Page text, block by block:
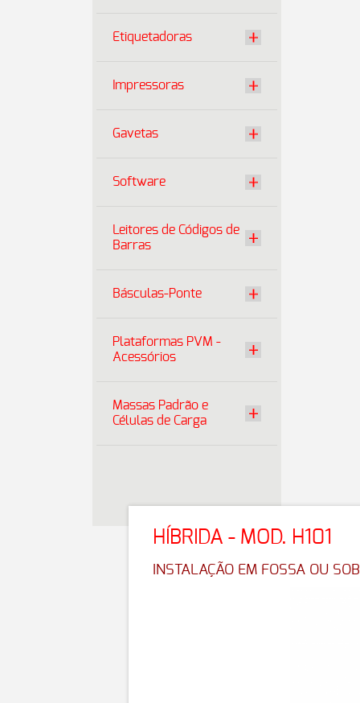
Etiquetadoras
Impressoras
Gavetas
Software
Leitores de Códigos de
Barras
Básculas-Ponte
Plataformas PVM -
Acessórios
Massas Padrão e
Células de Carga
HÍBRIDA - MOD. H101
INSTALAÇÃO EM FOSSA OU